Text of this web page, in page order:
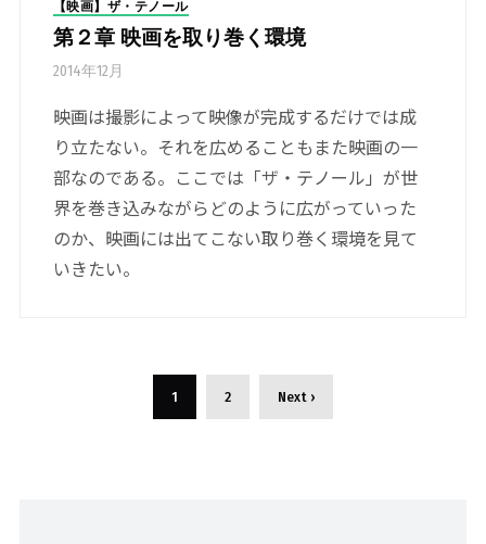
【映画】ザ・テノール
第２章 映画を取り巻く環境
2014年12月
映画は撮影によって映像が完成するだけでは成
り立たない。それを広めることもまた映画の一
部なのである。ここでは「ザ・テノール」が世
界を巻き込みながらどのように広がっていった
のか、映画には出てこない取り巻く環境を見て
いきたい。
1 2 Next ›